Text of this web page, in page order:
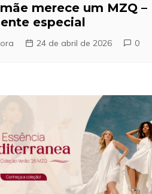
merece um MZQ –
especial
24 de abril de 2026 0